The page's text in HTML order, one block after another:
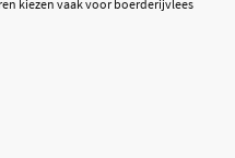
kiezen vaak voor boerderijvlees